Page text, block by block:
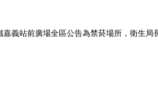
義站前廣場全區公告為禁菸場所，衛生